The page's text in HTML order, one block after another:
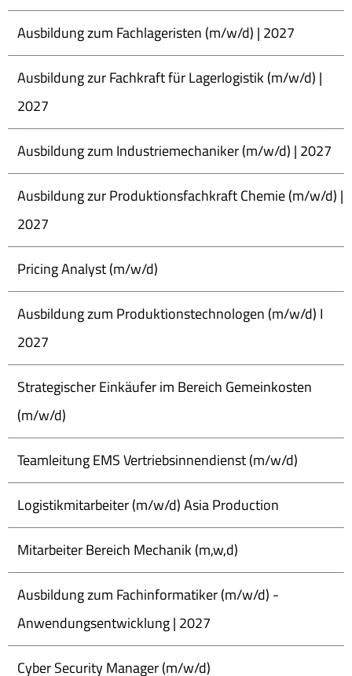
Ausbildung zum Fachlageristen (m/w/d) | 2027
Ausbildung zur Fachkraft für Lagerlogistik (m/w/d) |
2027
Ausbildung zum Industriemechaniker (m/w/d) | 2027
Ausbildung zur Produktionsfachkraft Chemie (m/w/d) |
2027
Pricing Analyst (m/w/d)
Ausbildung zum Produktionstechnologen (m/w/d) I
2027
Strategischer Einkäufer im Bereich Gemeinkosten
(m/w/d)
Teamleitung EMS Vertriebsinnendienst (m/w/d)
Logistikmitarbeiter (m/w/d) Asia Production
Mitarbeiter Bereich Mechanik (m,w,d)
Ausbildung zum Fachinformatiker (m/w/d) -
Anwendungsentwicklung | 2027
Cyber Security Manager (m/w/d)